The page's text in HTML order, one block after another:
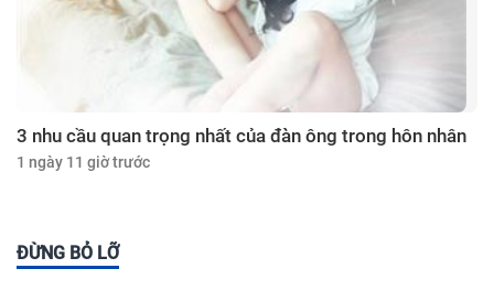
3 nhu cầu quan trọng nhất của đàn ông trong hôn nhân
1 ngày 11 giờ trước
ĐỪNG BỎ LỠ